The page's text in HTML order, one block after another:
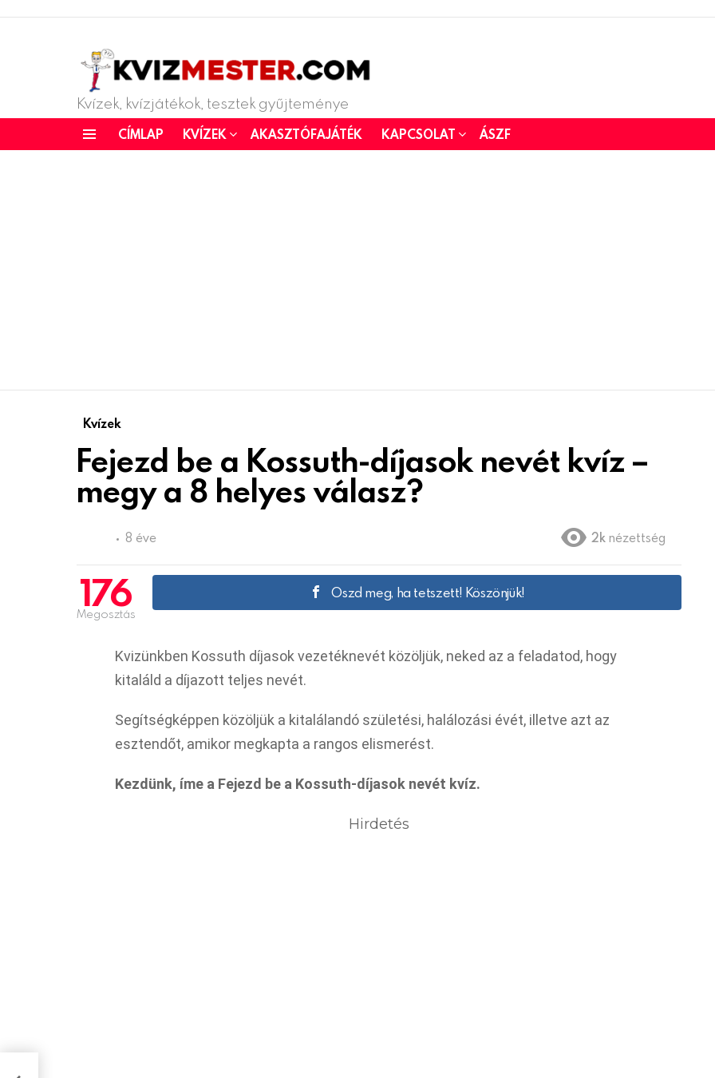
Kvízek, kvízjátékok, tesztek gyűjteménye
CÍMLAP KVÍZEK AKASZTÓFAJÁTÉK KAPCSOLAT ÁSZF
Kvízek
Fejezd be a Kossuth-díjasok nevét kvíz –
megy a 8 helyes válasz?
8 éve 2k nézettség
176
Megosztás
Oszd meg, ha tetszett! Köszönjük!
Kvizünkben Kossuth díjasok vezetéknevét közöljük, neked az a feladatod, hogy
kitaláld a díjazott teljes nevét.
Segítségképpen közöljük a kitalálandó születési, halálozási évét, illetve azt az
esztendőt, amikor megkapta a rangos elismerést.
Kezdünk, íme a Fejezd be a Kossuth-díjasok nevét kvíz.
Hirdetés